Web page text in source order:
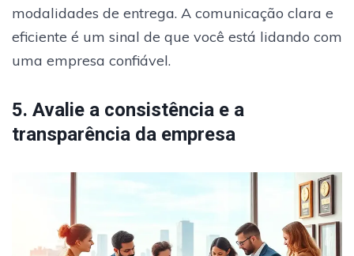
modalidades de entrega. A comunicação clara e
eficiente é um sinal de que você está lidando com
uma empresa confiável.
5. Avalie a consistência e a
transparência da empresa